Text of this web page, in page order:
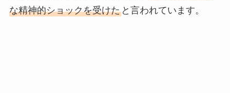
な精神的ショックを受けたと言われています。